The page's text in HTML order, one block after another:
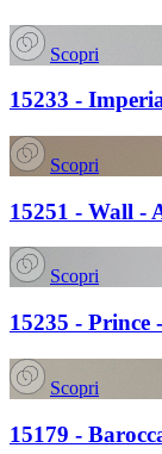
Scopri
15233 -
Scopri
15251 - Wall -
Scopri
15235 - Prince
Scopri
15179 -